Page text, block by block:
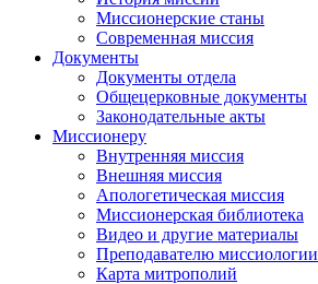
Миссионерские станы
Современная миссия
Документы
Документы отдела
Общецерковные документы
Законодательные акты
Миссионеру
Внутренняя миссия
Внешняя миссия
Апологетическая миссия
Миссионерская библиотека
Видео и другие материалы
Преподавателю миссиологии
Карта митрополий